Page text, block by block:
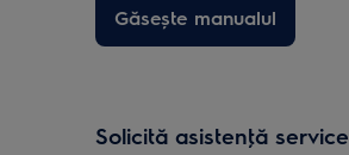
Găsește manualul
Solicită asistenţă service